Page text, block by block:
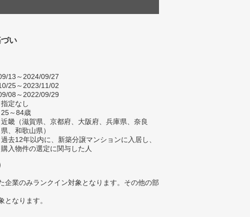
い
13～2024/09/27
25～2023/11/02
08～2022/09/29
定なし
～84歳
畿（滋賀県、京都府、大阪府、兵庫県、奈良
県、和歌山県）
去12年以内に、新築分譲マンションに入居し、
購入物件の選定に関与した人
業のみランクイン対象となります。その他の部
なります。